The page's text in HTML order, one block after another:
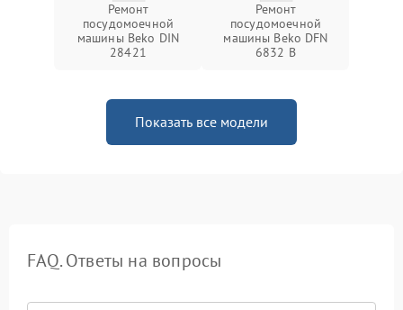
Ремонт
посудомоечной
машины Beko DIN
28421
Ремонт
посудомоечной
машины Beko DFN
6832 B
Показать все модели
FAQ. Ответы на вопросы